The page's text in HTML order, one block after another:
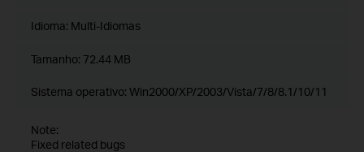
Idioma: Multi-Idiomas
Tamanho: 72.44 MB
Sistema operativo: Win2000/XP/2003/Vista/7/8/8.1/10/11
Note:
Fixed related bugs